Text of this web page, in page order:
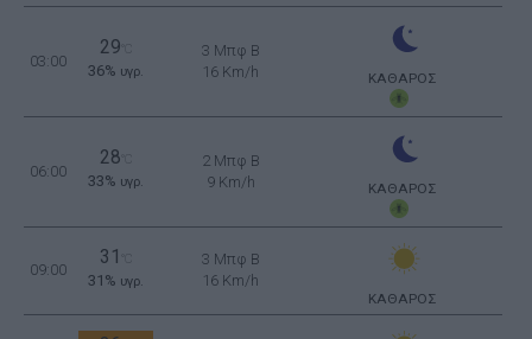
03:00
29
36% υγρ.
3 Μπφ B
16 Km/h
ΚΑΘΑΡΟΣ
06:00
28
33% υγρ.
2 Μπφ B
9 Km/h
ΚΑΘΑΡΟΣ
09:00
31
31% υγρ.
3 Μπφ B
16 Km/h
ΚΑΘΑΡΟΣ